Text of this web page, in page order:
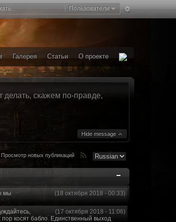
Пользователи
Галерея Статьи О проекте
делать, скажем по-правде,
Hide message
Просмотр новых публикаций
(18 октября 2018 - 00:33)
мы
(17 октября 2018 - 11:06)
пор косят бабло. Единственный выход